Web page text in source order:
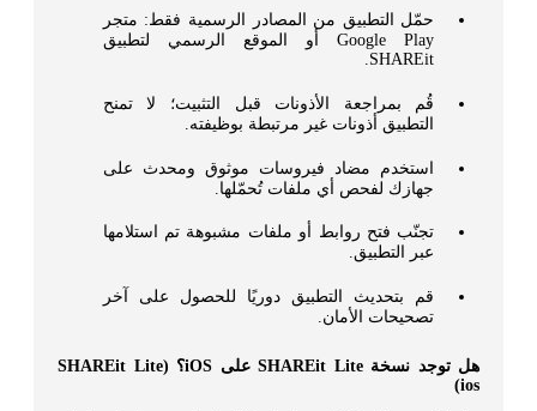
حمّل التطبيق من المصادر الرسمية فقط: متجر
Google Play أو الموقع الرسمي لتطبيق
SHAREit.
قُم بمراجعة الأذونات قبل التثبيت؛ لا تمنح
التطبيق أذونات غير مرتبطة بوظيفته.
استخدم مضاد فيروسات موثوق ومحدث على
جهازك لفحص أي ملفات تُحمّلها.
تجنّب فتح روابط أو ملفات مشبوهة تم استلامها
عبر التطبيق.
قم بتحديث التطبيق دوريًا للحصول على آخر
تصحيحات الأمان.
هل توجد نسخة SHAREit Lite على iOS؟ (SHAREit Lite
ios)